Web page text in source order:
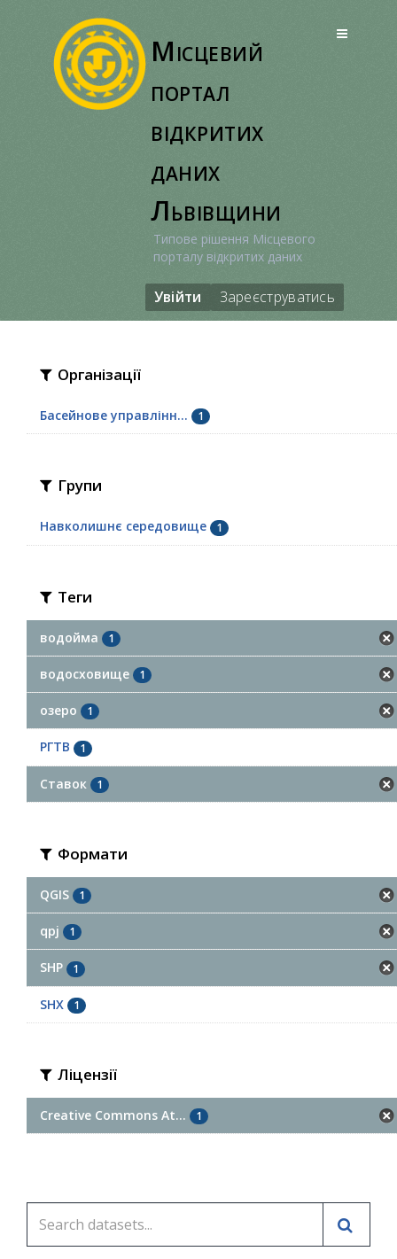
Місцевий
портал
відкритих
даних
Львівщини
Типове рішення Місцевого
порталу відкритих даних
Увійти Зареєструватись
Організації
Басейнове управлінн... 1
Групи
Навколишнє середовище 1
Теги
водойма 1
водосховище 1
озеро 1
РГТВ 1
Ставок 1
Формати
QGIS 1
qpj 1
SHP 1
SHX 1
Ліцензії
Creative Commons At... 1